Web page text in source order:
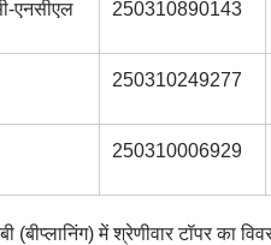
एनसीएल 250310890143
250310249277
250310006929
में श्रेणीवार टॉपर का